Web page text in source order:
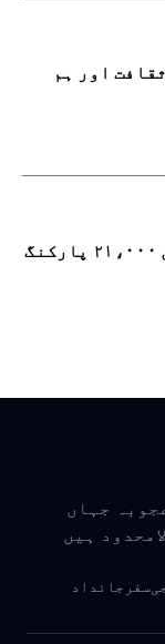
اور ہم
دبئی میں سالک نظام میں ۲۱،۰۰۰ پارکنگ
جہاں
ہیں
سفر جائداد